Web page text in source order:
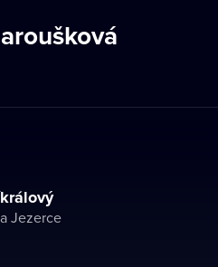
Jezerce